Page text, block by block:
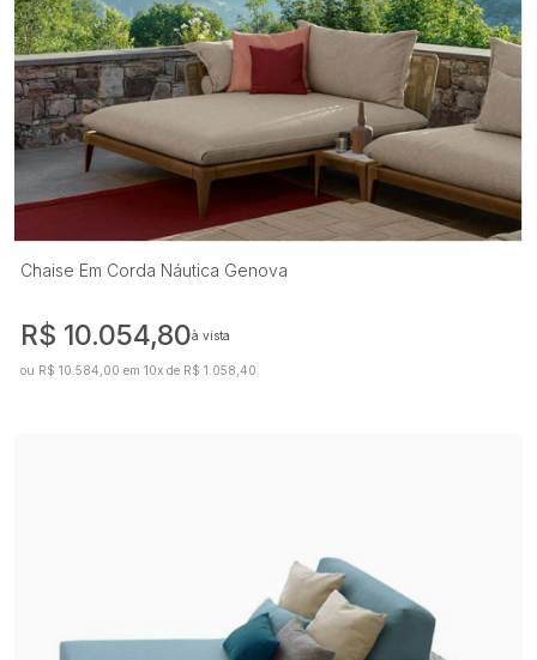
Chaise Em Corda Náutica Genova
R$ 10.054,80à vista
ou R$ 10.584,00 em 10x de R$ 1.058,40